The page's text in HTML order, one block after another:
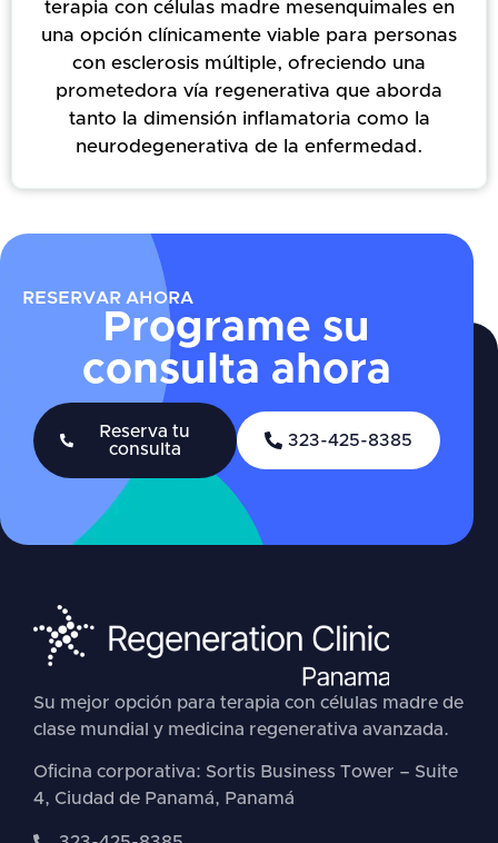
terapia con células madre mesenquimales en
una opción clínicamente viable para personas
con esclerosis múltiple, ofreciendo una
prometedora vía regenerativa que aborda
tanto la dimensión inflamatoria como la
neurodegenerativa de la enfermedad.
RESERVAR AHORA
Programe su
consulta ahora
Reserva tu
consulta
323-425-8385
Su mejor opción para terapia con células madre de
clase mundial y medicina regenerativa avanzada.
Oficina corporativa: Sortis Business Tower – Suite
4, Ciudad de Panamá, Panamá